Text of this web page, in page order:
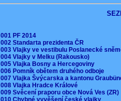
001 PF 2014
002 Standarta prezidenta ČR
003 Vlajky ve vestibulu Poslanecké
004 Vlajky v Melku (Rakousko)
005 Vlajka Bosny a Hercegoviny
006 Pomník obětem druhého odboje
007 Vlajka Švýcarska a kantonu
008 Vlajka Hradce Králové
009 Svěcení praporu obce Nová Ves
010 Chybné vyvěšení české vlajky